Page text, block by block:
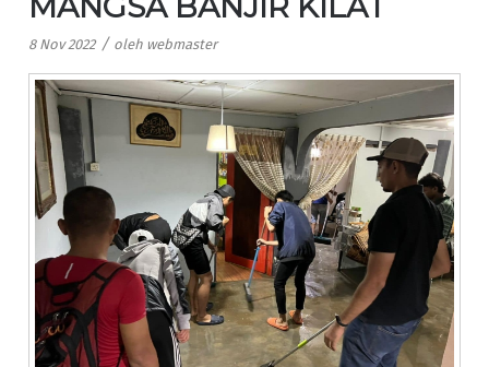
8 Nov 2022 / oleh webmaster